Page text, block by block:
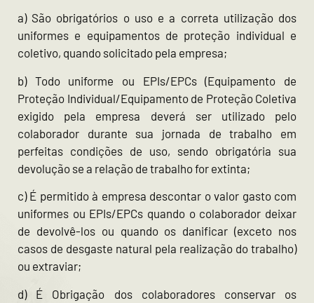
a) São obrigatórios o uso e a correta utilização dos
uniformes e equipamentos de proteção individual e
coletivo, quando solicitado pela empresa;
b) Todo uniforme ou EPIs/EPCs (Equipamento de
Proteção Individual/Equipamento de Proteção Coletiva
exigido pela empresa deverá ser utilizado pelo
colaborador durante sua jornada de trabalho em
perfeitas condições de uso, sendo obrigatória sua
devolução se a relação de trabalho for extinta;
c) É permitido à empresa descontar o valor gasto com
uniformes ou EPIs/EPCs quando o colaborador deixar
de devolvê-los ou quando os danificar (exceto nos
casos de desgaste natural pela realização do trabalho)
ou extraviar;
d) É Obrigação dos colaboradores conservar os